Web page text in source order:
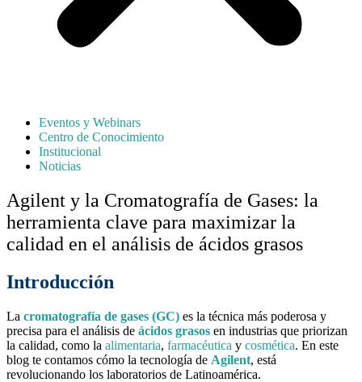
Eventos y Webinars
Centro de Conocimiento
Institucional
Noticias
Agilent y la Cromatografía de Gases: la
herramienta clave para maximizar la
calidad en el análisis de ácidos grasos
Introducción
La cromatografía de gases (GC) es la técnica más poderosa y
precisa para el análisis de ácidos grasos en industrias que priorizan
la calidad, como la alimentaria, farmacéutica y cosmética. En este
blog te contamos cómo la tecnología de Agilent, está
revolucionando los laboratorios de Latinoamérica.